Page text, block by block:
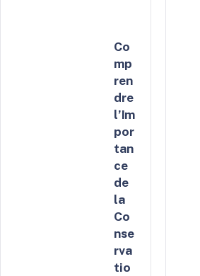
Co
mp
ren
dre
l’Im
por
tan
ce
de
la
Co
nse
rva
tio